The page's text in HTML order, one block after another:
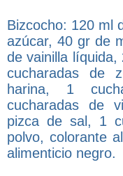
Bizcocho: 120 ml
azúcar, 40 gr de
de vainilla líquida,
cucharadas de
harina, 1
cucharadas de
pizca de sal, 1
polvo, colorante
alimenticio negro.